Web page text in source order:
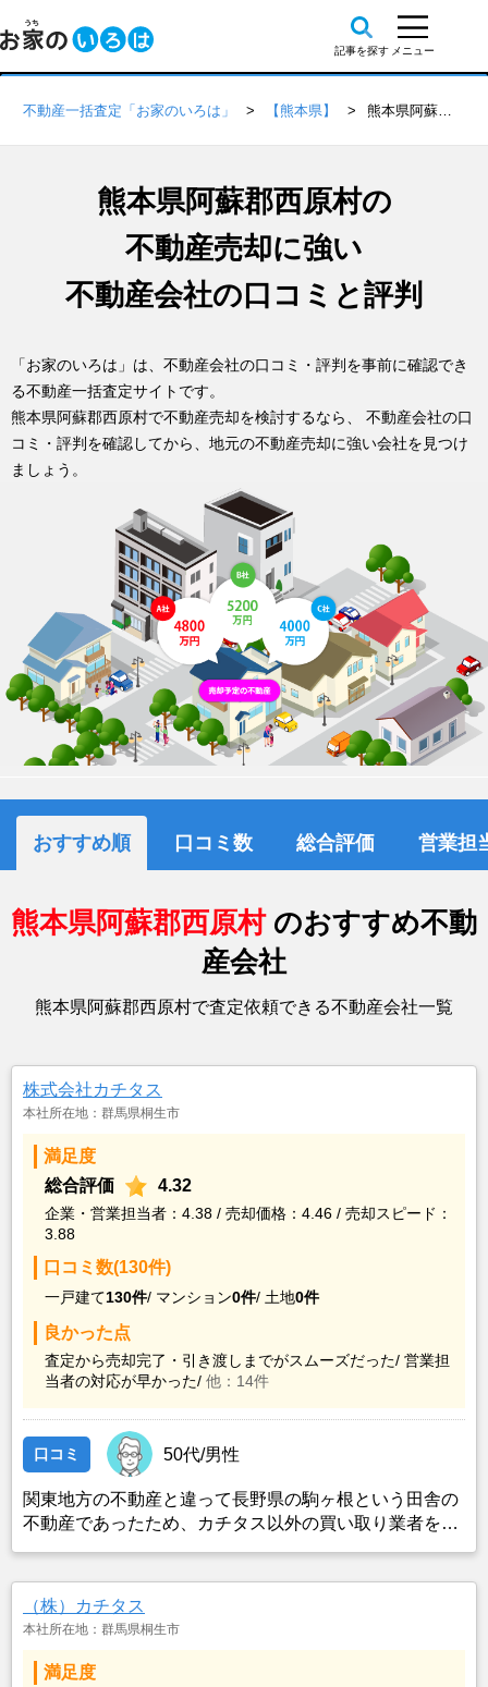
不動産一括査定「お家のいろは」 【熊本県】 熊本県阿蘇郡西原村の不動産会社 口コミ・評判一覧
熊本県阿蘇郡西原村の
不動産売却に強い
不動産会社の口コミと評判
「お家のいろは」は、不動産会社の口コミ・評判を事前に確認でき
る不動産一括査定サイトです。
熊本県阿蘇郡西原村で不動産売却を検討するなら、 不動産会社の口
コミ・評判を確認してから、地元の不動産売却に強い会社を見つけ
ましょう。
おすすめ順 口コミ数 総合評価 営業担
熊本県阿蘇郡西原村 のおすすめ不動
産会社
熊本県阿蘇郡西原村で査定依頼できる不動産会社一覧
株式会社カチタス
本社所在地：群馬県桐生市
満足度
総合評価
4.32
企業・営業担当者：4.38 / 売却価格：4.46 / 売却スピード：
3.88
口コミ数(130件)
一戸建て130件/ マンション0件/ 土地0件
良かった点
査定から売却完了・引き渡しまでがスムーズだった/ 営業担
当者の対応が早かった/ 他：14件
口コミ 50代/男性
関東地方の不動産と違って長野県の駒ヶ根という田舎の
不動産であったため、カチタス以外の買い取り業者をみ
も空き家の状態で不動産を残しておけないと考えて売却
を決めた。
（株）カチタス
本社所在地：群馬県桐生市
満足度